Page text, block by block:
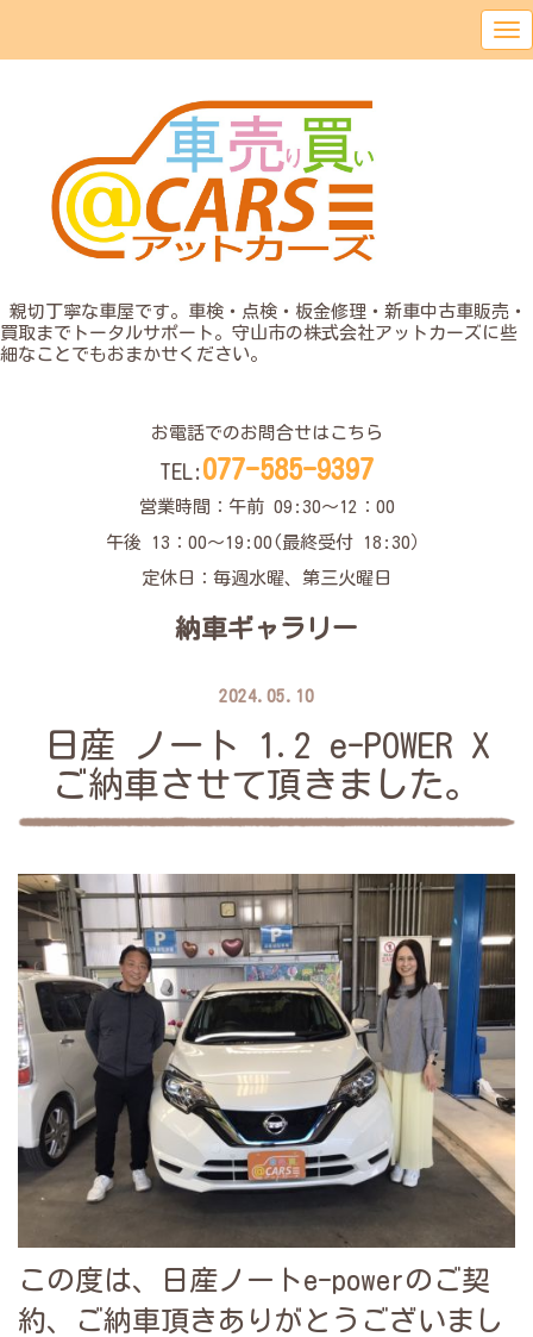
親切丁寧な車屋です。車検・点検・板金修理・新車中古車販売・
買取までトータルサポート。守山市の株式会社アットカーズに些
細なことでもおまかせください。
お電話でのお問合せはこちら
TEL: 077-585-9397
営業時間：午前 09:30〜12：00
午後 13：00～19:00(最終受付 18:30）
定休日：毎週水曜、第三火曜日
納車ギャラリー
2024.05.10
日産 ノート 1.2 e-POWER X
ご納車させて頂きました。
この度は、日産ノートe-powerのご契
約、ご納車頂きありがとうございまし